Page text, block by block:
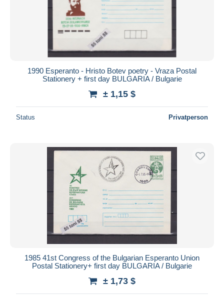
1990 Esperanto - Hristo Botev poetry - Vraza Postal
Stationery + first day BULGARIA / Bulgarie
± 1,15 $
Status Privatperson
1985 41st Congress of the Bulgarian Esperanto Union
Postal Stationery+ first day BULGARIA / Bulgarie
± 1,73 $